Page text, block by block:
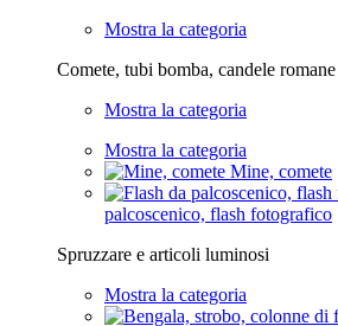
Mostra la categoria
Comete, tubi bomba, candele romane
Mostra la categoria
Mostra la categoria
Mine, comete
palcoscenico, flash fotografico
Spruzzare e articoli luminosi
Mostra la categoria